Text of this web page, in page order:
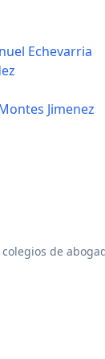
Echevarria
Jimenez
de